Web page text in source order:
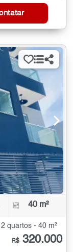
40 m²
quartos - 40 m²
R$ 320.000